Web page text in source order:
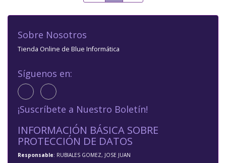
Sobre Nosotros
Tienda Online de Blue Informática
Síguenos en:
¡Suscríbete a Nuestro Boletín!
INFORMACIÓN BÁSICA SOBRE
PROTECCIÓN DE DATOS
Responsable: RUBIALES GOMEZ, JOSE JUAN